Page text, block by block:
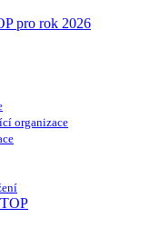
pro rok 2026
organizace